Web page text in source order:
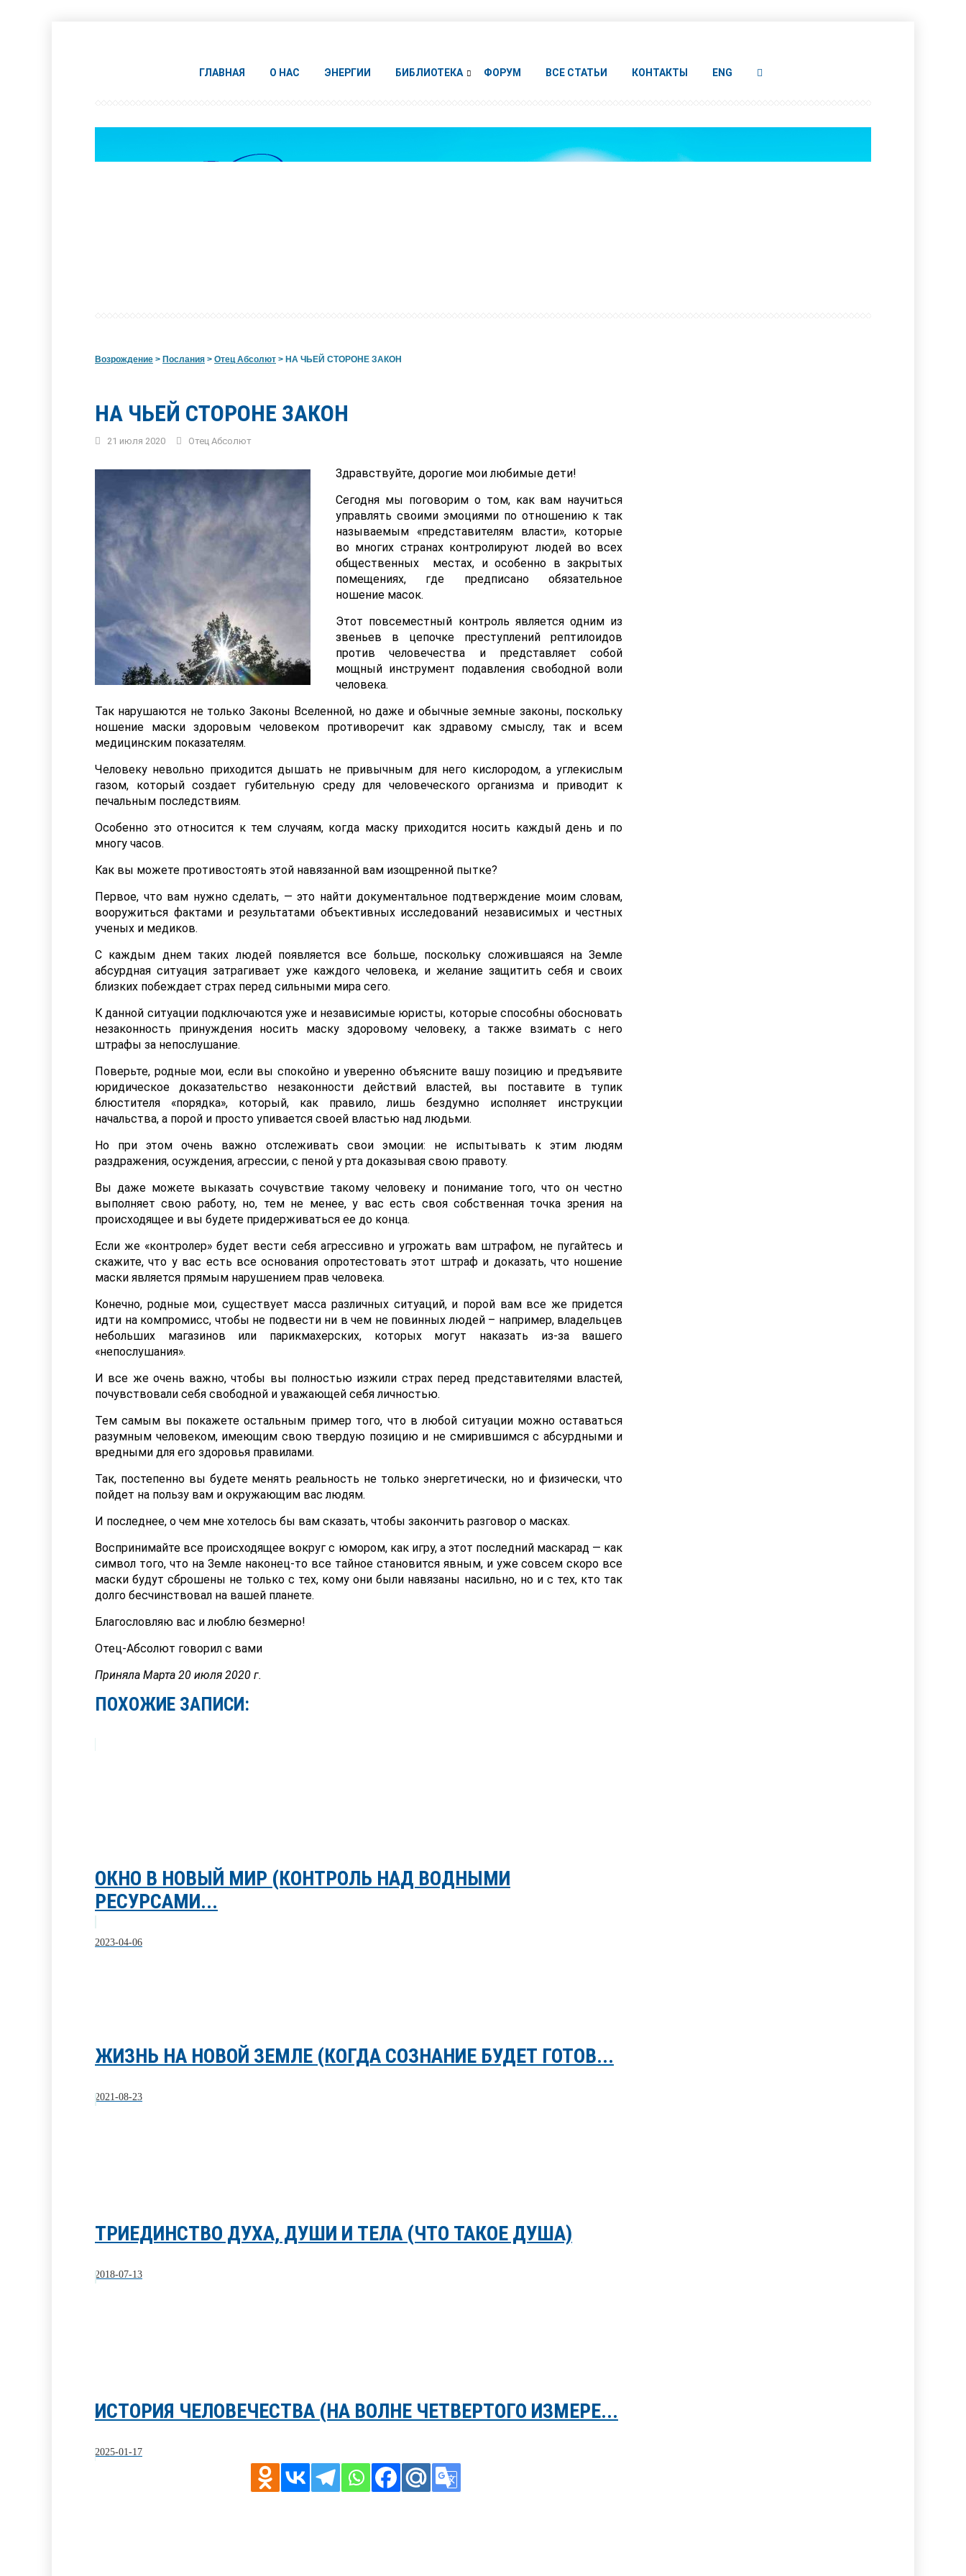
ГЛАВНАЯ О НАС ЭНЕРГИИ БИБЛИОТЕКА ФОРУМ ВСЕ СТАТЬИ КОНТАКТЫ ENG
Возрождение > Послания > Отец Абсолют > НА ЧЬЕЙ СТОРОНЕ ЗАКОН
НА ЧЬЕЙ СТОРОНЕ ЗАКОН
21 июля 2020 Отец Абсолют
Здравствуйте, дорогие мои любимые дети!
Сегодня мы поговорим о том, как вам научиться
управлять своими эмоциями по отношению к так
называемым «представителям власти», которые
во многих странах контролируют людей во всех
общественных местах, и особенно в закрытых
помещениях, где предписано обязательное
ношение масок.
Этот повсеместный контроль является одним из
звеньев в цепочке преступлений рептилоидов
против человечества и представляет собой
мощный инструмент подавления свободной воли
человека.
Так нарушаются не только Законы Вселенной, но даже и обычные земные законы, поскольку
ношение маски здоровым человеком противоречит как здравому смыслу, так и всем
медицинским показателям.
Человеку невольно приходится дышать не привычным для него кислородом, а углекислым
газом, который создает губительную среду для человеческого организма и приводит к
печальным последствиям.
Особенно это относится к тем случаям, когда маску приходится носить каждый день и по
многу часов.
Как вы можете противостоять этой навязанной вам изощренной пытке?
Первое, что вам нужно сделать, — это найти документальное подтверждение моим словам,
вооружиться фактами и результатами объективных исследований независимых и честных
ученых и медиков.
С каждым днем таких людей появляется все больше, поскольку сложившаяся на Земле
абсурдная ситуация затрагивает уже каждого человека, и желание защитить себя и своих
близких побеждает страх перед сильными мира сего.
К данной ситуации подключаются уже и независимые юристы, которые способны обосновать
незаконность принуждения носить маску здоровому человеку, а также взимать с него
штрафы за непослушание.
Поверьте, родные мои, если вы спокойно и уверенно объясните вашу позицию и предъявите
юридическое доказательство незаконности действий властей, вы поставите в тупик
блюстителя «порядка», который, как правило, лишь бездумно исполняет инструкции
начальства, а порой и просто упивается своей властью над людьми.
Но при этом очень важно отслеживать свои эмоции: не испытывать к этим людям
раздражения, осуждения, агрессии, с пеной у рта доказывая свою правоту.
Вы даже можете выказать сочувствие такому человеку и понимание того, что он честно
выполняет свою работу, но, тем не менее, у вас есть своя собственная точка зрения на
происходящее и вы будете придерживаться ее до конца.
Если же «контролер» будет вести себя агрессивно и угрожать вам штрафом, не пугайтесь и
скажите, что у вас есть все основания опротестовать этот штраф и доказать, что ношение
маски является прямым нарушением прав человека.
Конечно, родные мои, существует масса различных ситуаций, и порой вам все же придется
идти на компромисс, чтобы не подвести ни в чем не повинных людей – например, владельцев
небольших магазинов или парикмахерских, которых могут наказать из-за вашего
«непослушания».
И все же очень важно, чтобы вы полностью изжили страх перед представителями властей,
почувствовали себя свободной и уважающей себя личностью.
Тем самым вы покажете остальным пример того, что в любой ситуации можно оставаться
разумным человеком, имеющим свою твердую позицию и не смирившимся с абсурдными и
вредными для его здоровья правилами.
Так, постепенно вы будете менять реальность не только энергетически, но и физически, что
пойдет на пользу вам и окружающим вас людям.
И последнее, о чем мне хотелось бы вам сказать, чтобы закончить разговор о масках.
Воспринимайте все происходящее вокруг с юмором, как игру, а этот последний маскарад — как
символ того, что на Земле наконец-то все тайное становится явным, и уже совсем скоро все
маски будут сброшены не только с тех, кому они были навязаны насильно, но и с тех, кто так
долго бесчинствовал на вашей планете.
Благословляю вас и люблю безмерно!
Отец-Абсолют говорил с вами
Приняла Марта 20 июля 2020 г.
ПОХОЖИЕ ЗАПИСИ:
ОКНО В НОВЫЙ МИР (КОНТРОЛЬ НАД ВОДНЫМИ
РЕСУРСАМИ...
2023-04-06
ЖИЗНЬ НА НОВОЙ ЗЕМЛЕ (КОГДА СОЗНАНИЕ БУДЕТ ГОТОВ...
2021-08-23
ТРИЕДИНСТВО ДУХА, ДУШИ И ТЕЛА (ЧТО ТАКОЕ ДУША)
2018-07-13
ИСТОРИЯ ЧЕЛОВЕЧЕСТВА (НА ВОЛНЕ ЧЕТВЕРТОГО ИЗМЕРЕ...
2025-01-17